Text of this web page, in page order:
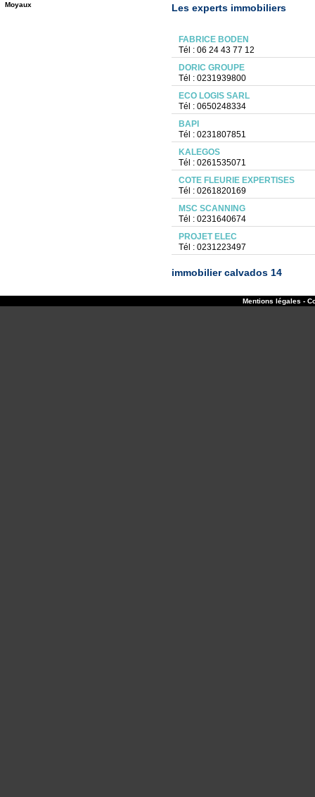
Moyaux
Les experts immobiliers
FABRICE BODEN
Tél : 06 24 43 77 12
DORIC GROUPE
Tél : 0231939800
ECO LOGIS SARL
Tél : 0650248334
BAPI
Tél : 0231807851
KALEGOS
Tél : 0261535071
COTE FLEURIE EXPERTISES
Tél : 0261820169
MSC SCANNING
Tél : 0231640674
PROJET ELEC
Tél : 0231223497
immobilier calvados 14
Mentions légales -